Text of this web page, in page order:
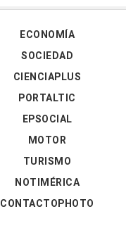
ECONOMÍA
SOCIEDAD
CIENCIAPLUS
PORTALTIC
EPSOCIAL
MOTOR
TURISMO
NOTIMÉRICA
CONTACTOPHOTO